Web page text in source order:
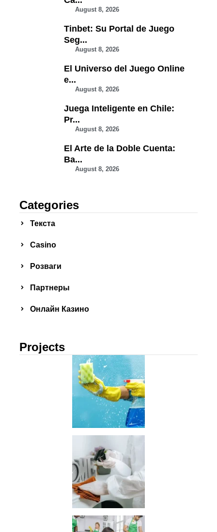
August 8, 2026
Tinbet: Su Portal de Juego
Seg...
August 8, 2026
El Universo del Juego Online
e...
August 8, 2026
Juega Inteligente en Chile:
Pr...
August 8, 2026
El Arte de la Doble Cuenta:
Ba...
August 8, 2026
Categories
Текста
Сasino
Розваги
Партнеры
Онлайн Казино
Projects